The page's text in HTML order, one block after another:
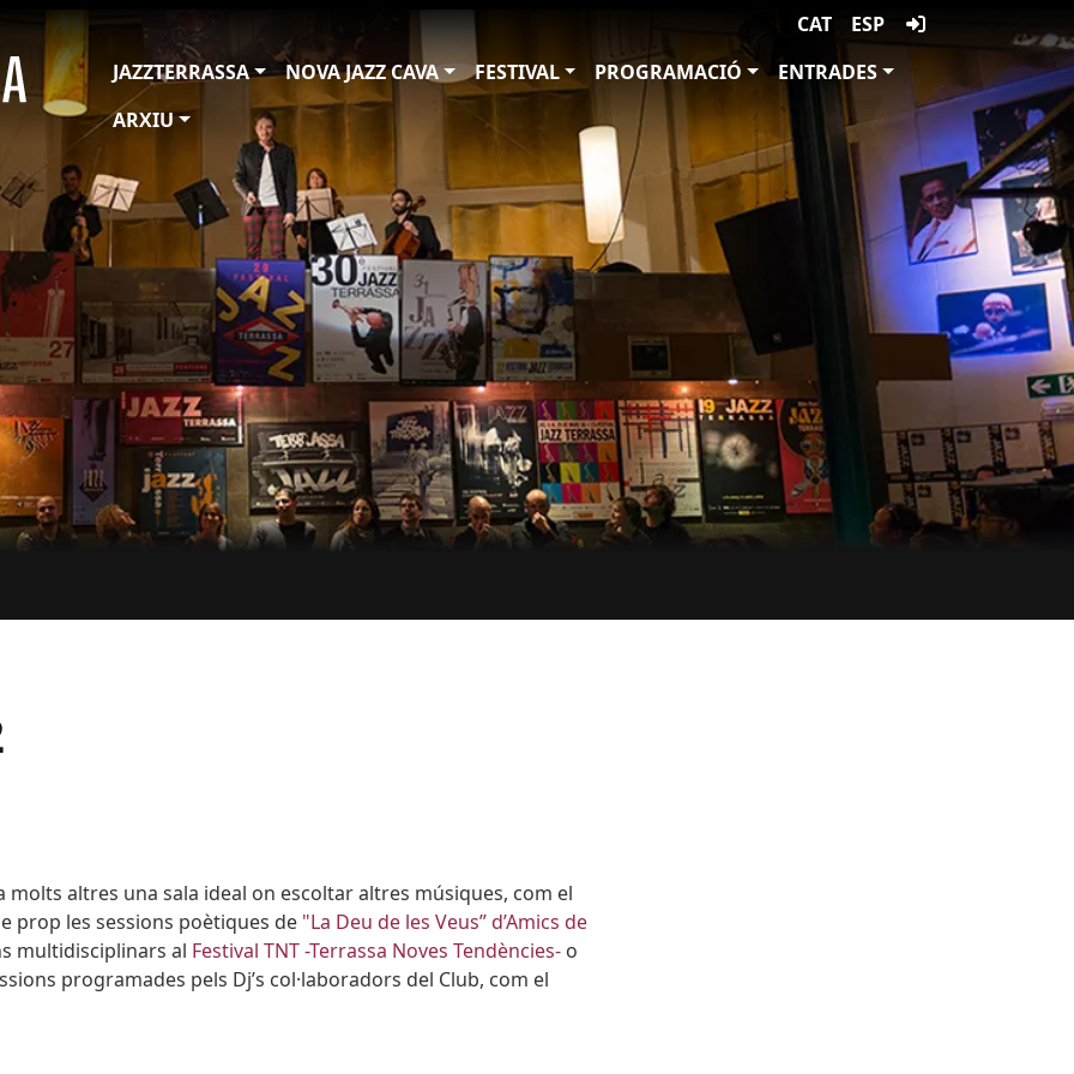
CAT
ESP
JAZZTERRASSA
NOVA JAZZ CAVA FESTIVAL PROGRAMACIÓ
ENTRADES
ARXIU
molts altres una sala ideal on escoltar altres músiques, com el
prop les sessions poètiques de "La Deu de les Veus” d’Amics de
multidisciplinars al Festival TNT -Terrassa Noves Tendències- o
programades pels Dj’s col·laboradors del Club, com el